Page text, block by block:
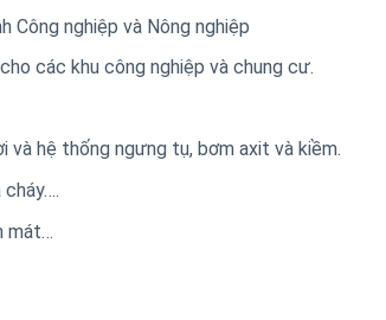
Công nghiệp và Nông nghiệp
các khu công nghiệp và chung cư.
và hệ thống ngưng tụ, bơm axit và kiềm.
mát…